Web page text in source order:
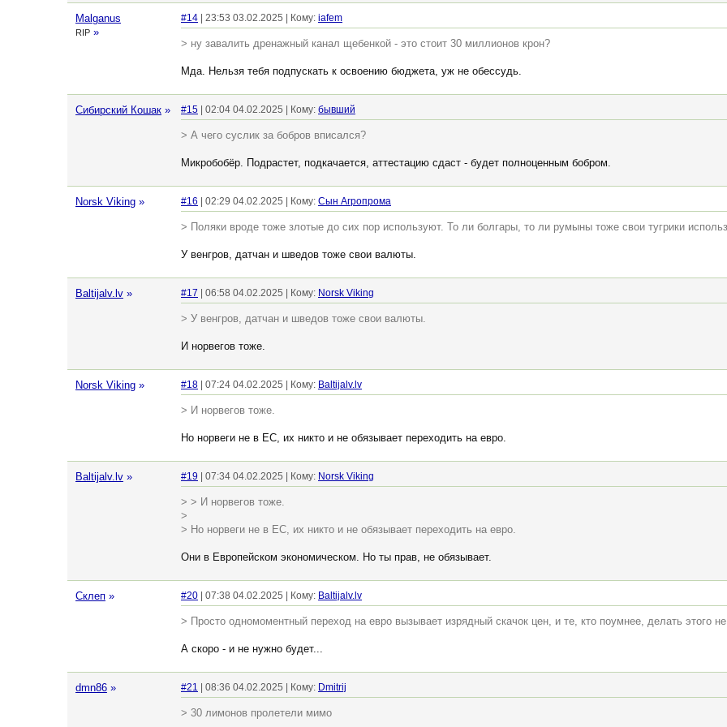
Malganus
RIP »
#14 | 23:53 03.02.2025 | Кому: iafem
> ну завалить дренажный канал щебенкой - это стоит 30 миллионов крон?
Мда. Нельзя тебя подпускать к освоению бюджета, уж не обессудь.
Сибирский Кошак » #15 | 02:04 04.02.2025 | Кому: бывший
> А чего суслик за бобров вписался?
Микробобёр. Подрастет, подкачается, аттестацию сдаст - будет полноценным бобром.
Norsk Viking » #16 | 02:29 04.02.2025 | Кому: Сын Агропрома
> Поляки вроде тоже злотые до сих пор используют. То ли болгары, то ли румыны тоже свои тугрики
У венгров, датчан и шведов тоже свои валюты.
Baltijalv.lv » #17 | 06:58 04.02.2025 | Кому: Norsk Viking
> У венгров, датчан и шведов тоже свои валюты.
И норвегов тоже.
Norsk Viking » #18 | 07:24 04.02.2025 | Кому: Baltijalv.lv
> И норвегов тоже.
Но норвеги не в ЕС, их никто и не обязывает переходить на евро.
Baltijalv.lv » #19 | 07:34 04.02.2025 | Кому: Norsk Viking
> > И норвегов тоже.
>
> Но норвеги не в ЕС, их никто и не обязывает переходить на евро.
Они в Европейском экономическом. Но ты прав, не обязывает.
Склеп » #20 | 07:38 04.02.2025 | Кому: Baltijalv.lv
> Просто одномоментный переход на евро вызывает изрядный скачок цен, и те, кто поумнее, делать этого
А скоро - и не нужно будет...
dmn86 » #21 | 08:36 04.02.2025 | Кому: Dmitrij
> 30 лимонов пролетели мимо